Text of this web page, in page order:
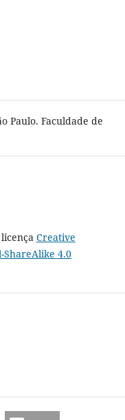
Paulo. Faculdade de
Creative
4.0